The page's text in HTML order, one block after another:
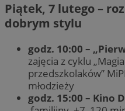
Piątek, 7 lutego –
dobrym stylu
godz. 10:00 –
zajęcia z cyklu
przedszkolaków”
młodzieży
godz. 15:00 – Kino